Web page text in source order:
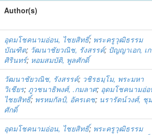
Author(s)
อุดมโชคนามอ่อน, ไชยสิทธิ์; พระครูวุฒิธรรม
บัณฑิต; วัฒนาชัยวณิช, รังสรรค์; ปัญญาเอก, เ
ศิรินทร์; หอมสมบัติ, พูลศักดิ์
วัฒนาชัยวณิช, รังสรรค์; วชิรธมฺโม, พระมหา
วิเชียร; ภูวชนาธิพงศ์, .กมลาศ; อุดมโชคนามอ่อ
ไชยสิทธิ์; พรหมกัลป์, อัครเดช; นรารัตน์วงศ์, ชุ
ศักดิ์
อุดมโชคนามอ่อน, ไชยสิทธิ์; พระครูวุฒิธรรม